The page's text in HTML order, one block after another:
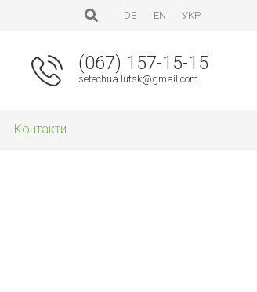
DE EN УКР
(067) 157-15-15
setechua.lutsk@gmail.com
Контакти